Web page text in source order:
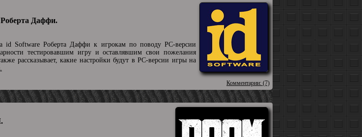
Даффи.
id Software Роберта Даффи к игрокам по поводу PC-версии
тестировавшим игру и оставлявшим свои пожелания
рассказывает, какие настройки будут в PC-версии игры на
Комментарии: (7)